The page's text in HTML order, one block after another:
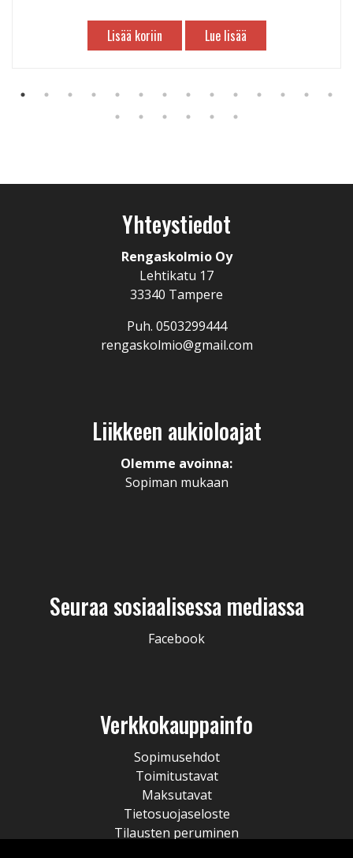
Lisää koriin Lue lisää
Yhteystiedot
Rengaskolmio Oy
Lehtikatu 17
33340 Tampere
Puh. 0503299444
rengaskolmio@gmail.com
Liikkeen aukioloajat
Olemme avoinna:
Sopiman mukaan
Seuraa sosiaalisessa mediassa
Facebook
Verkkokauppainfo
Sopimusehdot
Toimitustavat
Maksutavat
Tietosuojaseloste
Tilausten peruminen